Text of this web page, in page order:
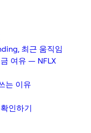
최근 움직임
여유 — NFLX
는 이유
인하기